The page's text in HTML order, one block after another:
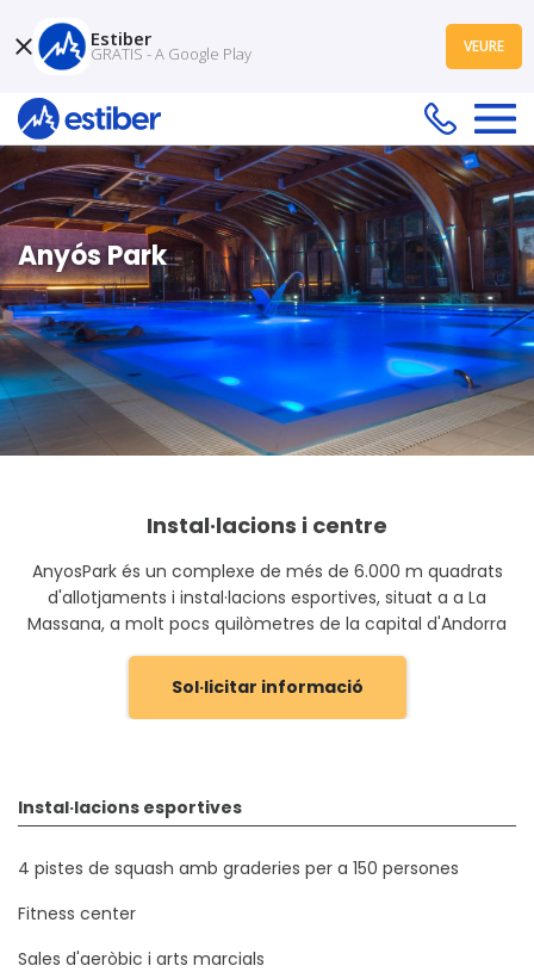
Anyós Park
Instal·lacions i centre
AnyosPark és un complexe de més de 6.000 m quadrats
d'allotjaments i instal·lacions esportives, situat a a La
Massana, a molt pocs quilòmetres de la capital d'Andorra
Sol·licitar informació
Instal·lacions esportives
4 pistes de squash amb graderies per a 150 persones
Fitness center
Sales d'aeròbic i arts marcials
Estiber
GRATIS - A Google Play VEURE